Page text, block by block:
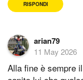
RISPONDI
arian79
11 May 2026
Alla fine è sempre